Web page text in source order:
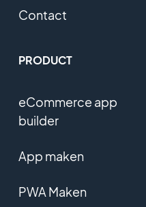
Contact
PRODUCT
eCommerce app
builder
App maken
PWA Maken